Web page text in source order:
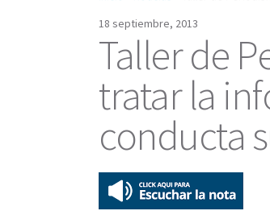
18 septiembre, 2013
Taller de
tratar la
conducta